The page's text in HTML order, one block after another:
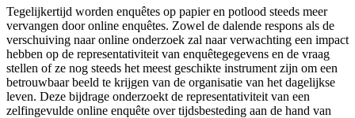
Tegelijkertijd worden enquêtes op papier en potlood steeds meer
vervangen door online enquêtes. Zowel de dalende respons als de
verschuiving naar online onderzoek zal naar verwachting een impact
hebben op de representativiteit van enquêtegegevens en de vraag
stellen of ze nog steeds het meest geschikte instrument zijn om een
betrouwbaar beeld te krijgen van de organisatie van het dagelijkse
leven. Deze bijdrage onderzoekt de representativiteit van een
zelfingevulde online enquête over tijdsbesteding aan de hand van